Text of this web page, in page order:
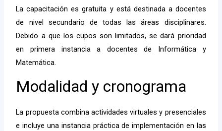
La capacitación es gratuita y está destinada a docentes
de nivel secundario de todas las áreas disciplinares.
Debido a que los cupos son limitados, se dará prioridad
en primera instancia a docentes de Informática y
Matemática.
Modalidad y cronograma
La propuesta combina actividades virtuales y presenciales
e incluye una instancia práctica de implementación en las